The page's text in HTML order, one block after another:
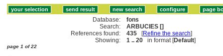
Database:
fons
Search:
ARBUCIES []
References found:
435 [Refine the search]
Showing:
1 .. 20 in format [Default]
page 1 of 22